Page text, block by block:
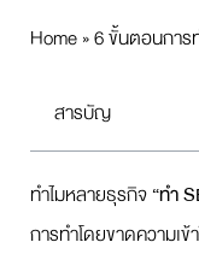
Home»6 ขั้นตอนการ
สารบัญ
ทำไมหลายธุรกิจ“ทำ
การทำโดยขาดความเ